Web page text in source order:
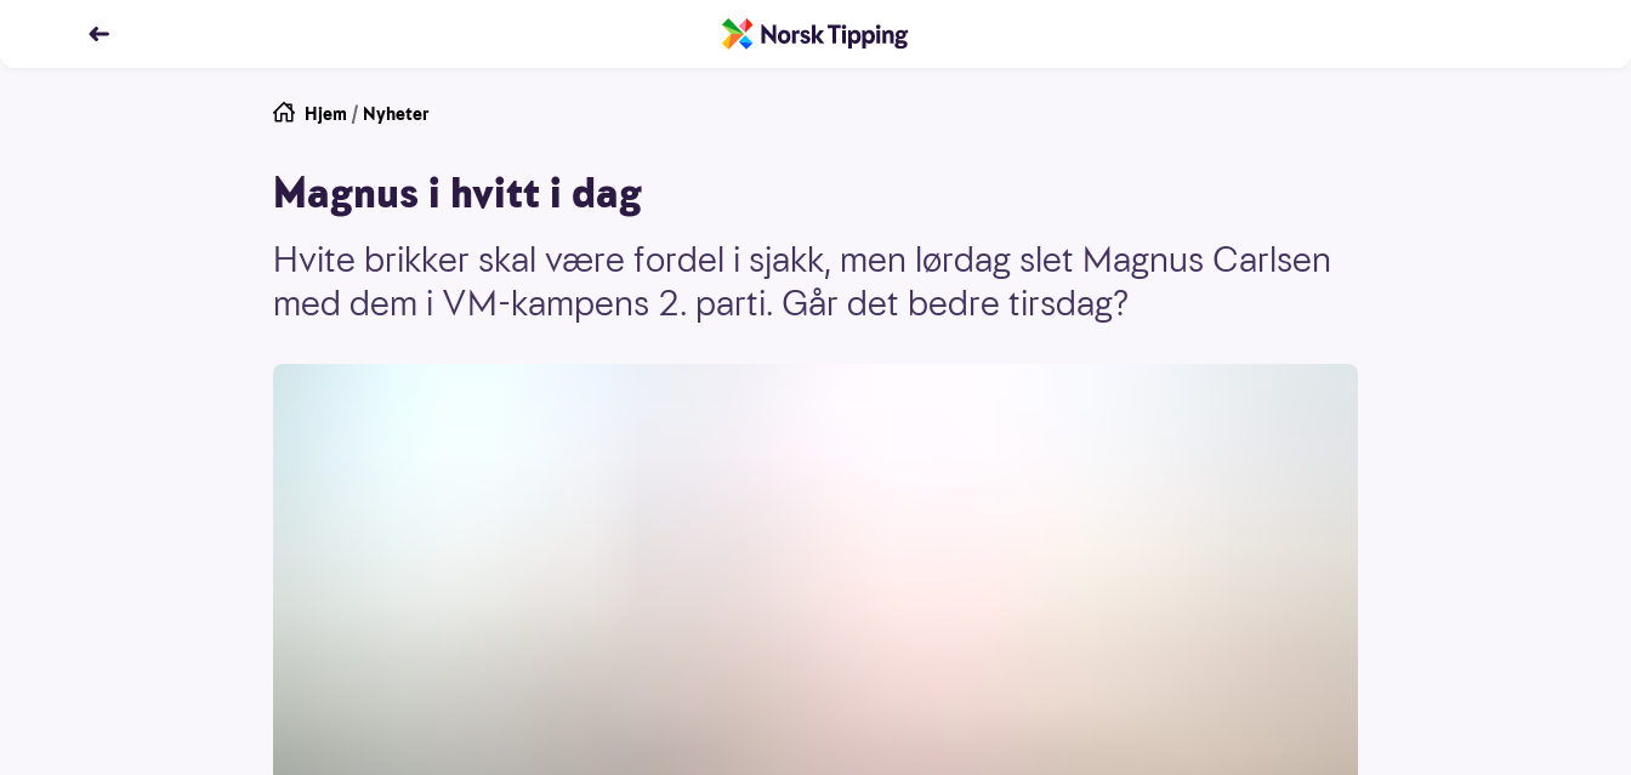
Hjem / Nyheter
Magnus i hvitt i dag
Hvite brikker skal være fordel i sjakk, men lørdag slet Magnus Carlsen
med dem i VM-kampens 2. parti. Går det bedre tirsdag?